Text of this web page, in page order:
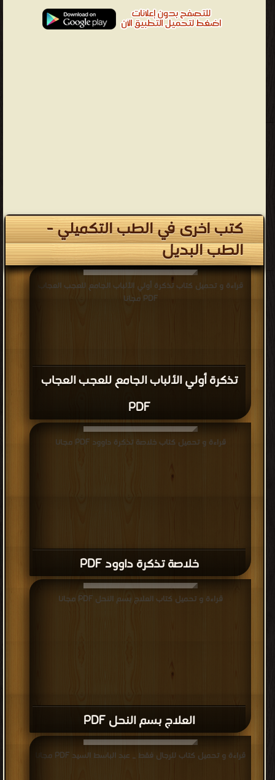
كتب اخرى في الطب التكميلي -
الطب البديل
تذكرة أولي الألباب الجامع للعجب العجاب
PDF
قراءة و تحميل كتاب تذكرة أولي الألباب الجامع للعجب العجاب
PDF مجانا
خلاصة تذكرة داوود PDF
قراءة و تحميل كتاب خلاصة تذكرة داوود PDF مجانا
العلاج بسم النحل PDF
قراءة و تحميل كتاب العلاج بسم النحل PDF مجانا
قراءة و تحميل كتاب للرجال فقط _ عبد الباسط السيد PDF مجانا